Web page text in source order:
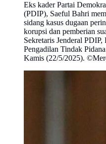
Eks kader Partai
(PDIP), Saeful Bahri
sidang kasus dugaan
korupsi dan pemberian
Sekretaris Jenderal
Pengadilan Tindak
Kamis (22/5/2025).